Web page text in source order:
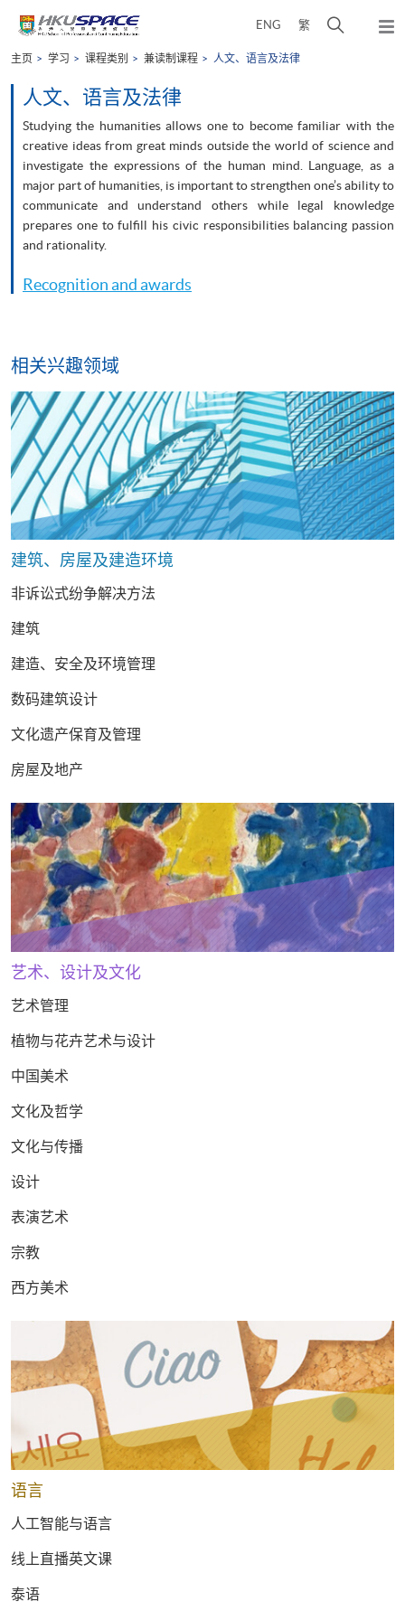
content
ENG 繁
弹
Main
主页 学习 课程类别 兼读制课程 人文、语言及法律
人文、语言及法律
Studying the humanities allows one to become familiar with the
creative ideas from great minds outside the world of science and
investigate the expressions of the human mind. Language, as a
major part of humanities, is important to strengthen one’s ability to
communicate and understand others while legal knowledge
prepares one to fulfill his civic responsibilities balancing passion
and rationality.
Recognition and awards
相关兴趣领域
建筑、房屋及建造环境
非诉讼式纷争解决方法
建筑
建造、安全及环境管理
数码建筑设计
文化遗产保育及管理
房屋及地产
艺术、设计及文化
艺术管理
植物与花卉艺术与设计
中国美术
文化及哲学
文化与传播
设计
表演艺术
宗教
西方美术
语言
人工智能与语言
线上直播英文课
泰语